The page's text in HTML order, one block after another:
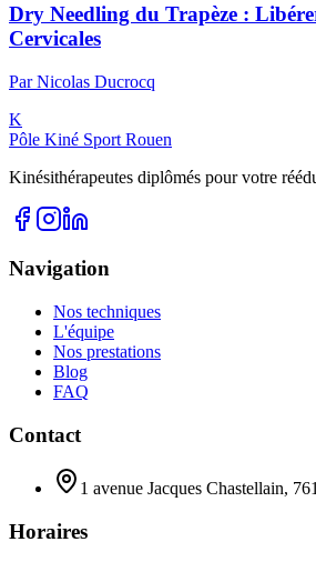
Dry Needling du Trapèze :
Cervicales
ParNicolas Ducrocq
K
Pôle Kiné Sport Rouen
Kinésithérapeutes diplômés pour votre
Navigation
Nos techniques
L'équipe
Nos prestations
Blog
FAQ
Contact
1 avenue Jacques Chastellain,
Horaires